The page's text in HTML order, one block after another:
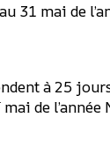
31 mai de
à 25
mai de l’année